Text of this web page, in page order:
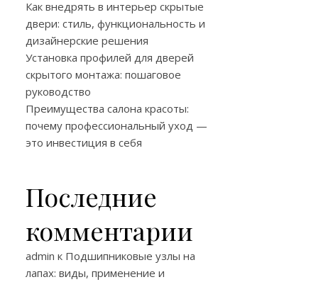
Как внедрять в интерьер скрытые
двери: стиль, функциональность и
дизайнерские решения
Установка профилей для дверей
скрытого монтажа: пошаговое
руководство
Преимущества салона красоты:
почему профессиональный уход —
это инвестиция в себя
Последние
комментарии
admin к Подшипниковые узлы на
лапах: виды, применение и